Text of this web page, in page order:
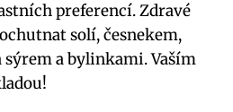
preferencí. Zdravé
solí, česnekem,
a bylinkami. Vaším